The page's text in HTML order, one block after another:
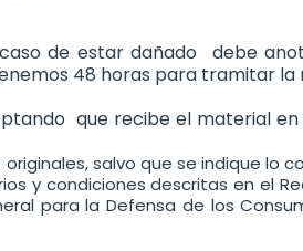
de estar dañado debe
48 horas para tramitar la
que recibe el material
salvo que se indique lo
y condiciones descritas en el
para la Defensa de los